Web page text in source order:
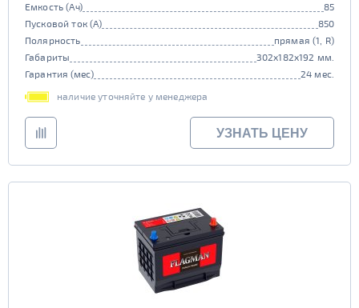
Емкость (Ач)
85
Пусковой ток (А)
850
Полярность
прямая (1, R)
Габариты
302x182x192 мм.
Гарантия (мес)
24 мес.
наличие уточняйте у менеджера
УЗНАТЬ ЦЕНУ